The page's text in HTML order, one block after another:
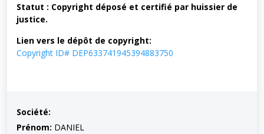
Statut : Copyright déposé et certifié par huissier de
justice.
Lien vers le dépôt de copyright:
Copyright ID# DEP633741945394883750
Société:
Prénom: DANIEL